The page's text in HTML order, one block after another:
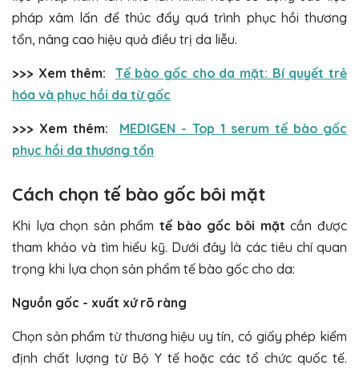
pháp xâm lấn để thúc đẩy quá trình phục hồi thương
tổn, nâng cao hiệu quả điều trị da liễu.
>>> Xem thêm:
Tế bào gốc cho da mặt: Bí quyết trẻ
hóa và phục hồi da từ gốc
>>> Xem thêm:
MEDIGEN - Top 1 serum tế bào gốc
phục hồi da thương tổn
Cách chọn tế bào gốc bôi mặt
Khi lựa chọn sản phẩm tế bào gốc bôi mặtcần được
tham khảo và tìm hiểu kỹ. Dưới đây là các tiêu chí quan
trọng khi lựa chọn sản phẩm tế bào gốc cho da:
Nguồn gốc - xuất xứ rõ ràng
Chọn sản phẩm từ thương hiệu uy tín, có giấy phép kiểm
định chất lượng từ Bộ Y tế hoặc các tổ chức quốc tế.